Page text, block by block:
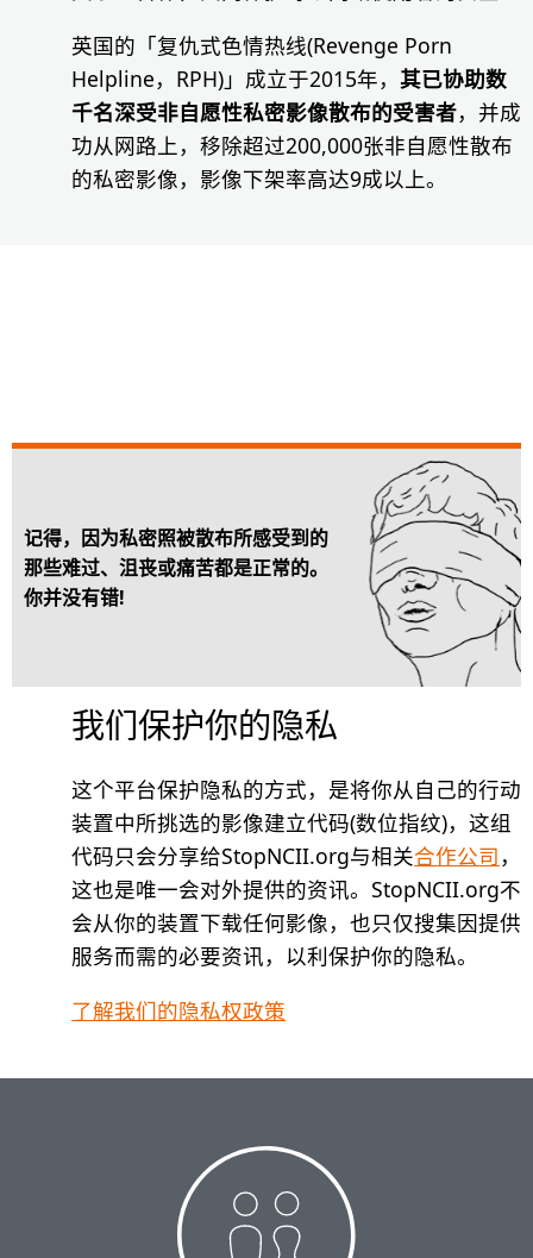
英国的「复仇式色情热线(Revenge Porn
Helpline，RPH)」成立于2015年， 其已协助数
千名深受非自愿性私密影像散布的受害者，并成
功从网路上，移除超过200,000张非自愿性散布
的私密影像，影像下架率高达9成以上。
记得，因为私密照被散布所感受到的
那些难过、沮丧或痛苦都是正常的。
你并没有错!
我们保护你的隐私
这个平台保护隐私的方式，是将你从自己的行动
装置中所挑选的影像建立代码(数位指纹)，这组
代码只会分享给StopNCII.org与相关合作公司 ，
这也是唯一会对外提供的资讯。StopNCII.org不
会从你的装置下载任何影像，也只仅搜集因提供
服务而需的必要资讯，以利保护你的隐私。
了解我们的隐私权政策